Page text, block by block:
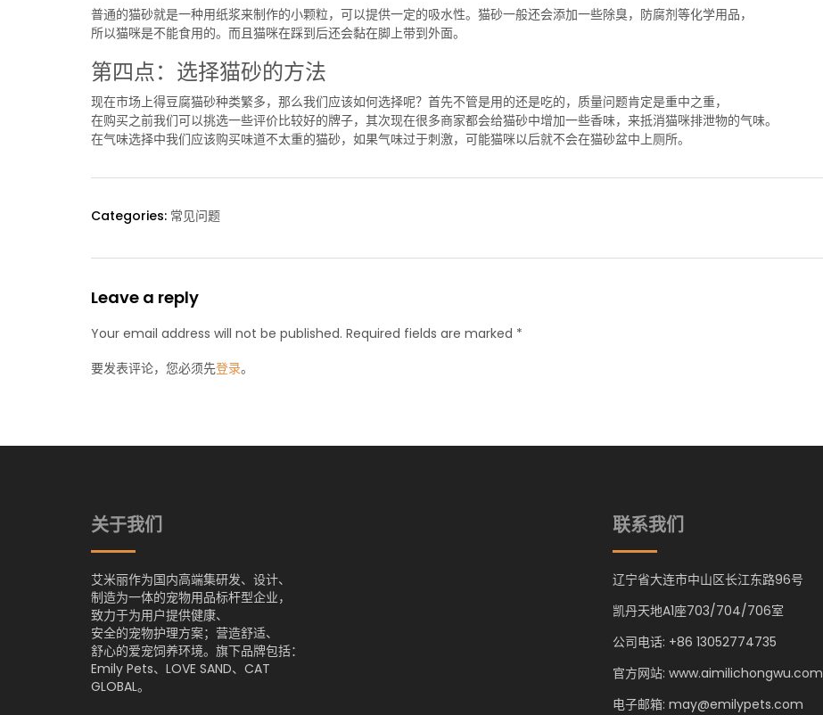
普通的猫砂就是一种用纸浆来制作的小颗粒，可以提供一定的吸水性。猫砂一般还会添加一些除臭，防腐剂等化学用品，
所以猫咪是不能食用的。而且猫咪在踩到后还会黏在脚上带到外面。
第四点：选择猫砂的方法
现在市场上得豆腐猫砂种类繁多，那么我们应该如何选择呢？首先不管是用的还是吃的，质量问题肯定是重中之重，
在购买之前我们可以挑选一些评价比较好的牌子，其次现在很多商家都会给猫砂中增加一些香味，来抵消猫咪排泄物的气味。
在气味选择中我们应该购买味道不太重的猫砂，如果气味过于刺激，可能猫咪以后就不会在猫砂盆中上厕所。
Categories: 常见问题
Leave a reply
Your email address will not be published. Required fields are marked *
要发表评论，您必须先登录。
关于我们
艾米丽作为国内高端集研发、设计、
制造为一体的宠物用品标杆型企业，
致力于为用户提供健康、
安全的宠物护理方案；营造舒适、
舒心的爱宠饲养环境。旗下品牌包括：
Emily Pets、LOVE SAND、CAT
GLOBAL。
联系我们
辽宁省大连市中山区长江东路96号
凯丹天地A1座703/704/706室
公司电话: +86 13052774735
官方网站: www.aimilichongwu.com
电子邮箱: may@emilypets.com